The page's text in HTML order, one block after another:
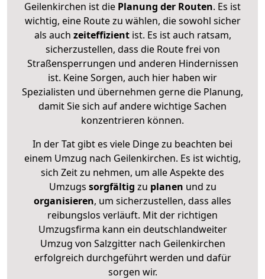
Geilenkirchen ist die Planung der Routen. Es ist
wichtig, eine Route zu wählen, die sowohl sicher
als auch zeiteffizientist. Es ist auch ratsam,
sicherzustellen, dass die Route frei von
Straßensperrungen und anderen Hindernissen
ist. Keine Sorgen, auch hier haben wir
Spezialisten und übernehmen gerne die Planung,
damit Sie sich auf andere wichtige Sachen
konzentrieren können.
In der Tat gibt es viele Dinge zu beachten bei
einem Umzug nach Geilenkirchen. Es ist wichtig,
sich Zeit zu nehmen, um alle Aspekte des
Umzugs sorgfältig zu planen und zu
organisieren, um sicherzustellen, dass alles
reibungslos verläuft. Mit der richtigen
Umzugsfirma kann ein deutschlandweiter
Umzug von Salzgitter nach Geilenkirchen
erfolgreich durchgeführt werden und dafür
sorgen wir.